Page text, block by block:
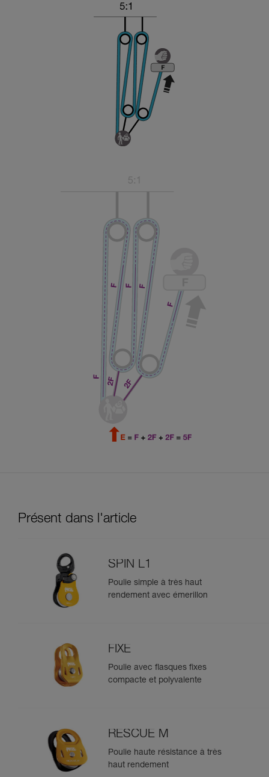
Présent dans l'article
SPIN L1
Poulie simple à très haut
rendement avec émerillon
FIXE
Poulie avec flasques fixes
compacte et polyvalente
RESCUE M
Poulie haute résistance à très
haut rendement